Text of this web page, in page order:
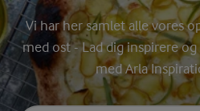
Vi har her samlet alle vores
med ost - Lad dig inspirere
med Arla